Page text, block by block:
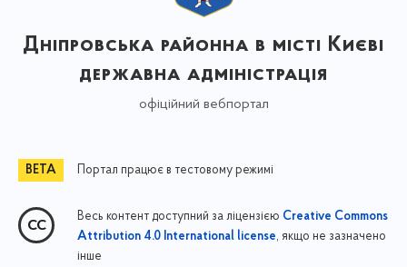
Дніпровська районна в місті Києві
державна адміністрація
офіційний вебпортал
Портал працює в тестовому режимі
Весь контент доступний за ліцензією Creative Commons
Attribution 4.0 International license, якщо не зазначено
інше